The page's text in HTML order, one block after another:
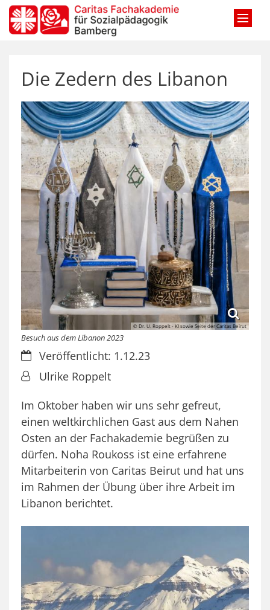
Zum Inhalt springen
Die Zedern des Libanon
© Dr. U. Roppelt - KI sowie Seite der Caritas Beirut
Besuch aus dem Libanon 2023
Datum:Veröffentlicht: 1.12.23
Von:Ulrike Roppelt
Im Oktober haben wir uns sehr gefreut,
einen weltkirchlichen Gast aus dem Nahen
Osten an der Fachakademie begrüßen zu
dürfen. Noha Roukoss ist eine erfahrene
Mitarbeiterin von Caritas Beirut und hat uns
im Rahmen der Übung über ihre Arbeit im
Libanon berichtet.